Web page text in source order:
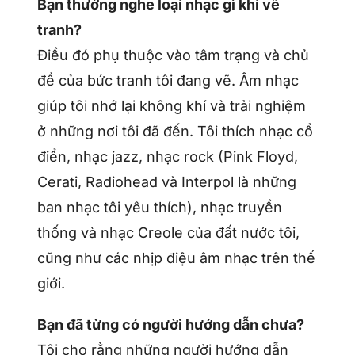
Bạn thường nghe loại nhạc gì khi vẽ
tranh?
Điều đó phụ thuộc vào tâm trạng và chủ
đề của bức tranh tôi đang vẽ. Âm nhạc
giúp tôi nhớ lại không khí và trải nghiệm
ở những nơi tôi đã đến. Tôi thích nhạc cổ
điển, nhạc jazz, nhạc rock (Pink Floyd,
Cerati, Radiohead và Interpol là những
ban nhạc tôi yêu thích), nhạc truyền
thống và nhạc Creole của đất nước tôi,
cũng như các nhịp điệu âm nhạc trên thế
giới.
Bạn đã từng có người hướng dẫn chưa?
Tôi cho rằng những người hướng dẫn